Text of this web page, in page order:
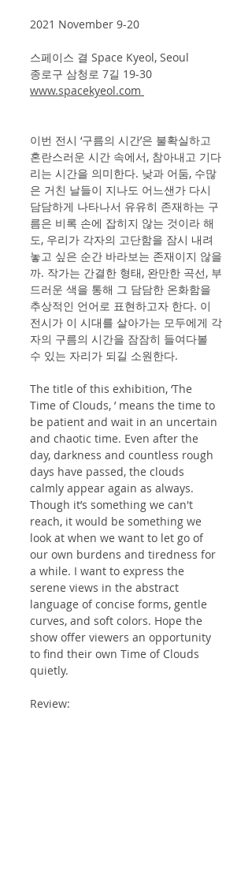
2021 November 9-20
스페이스 결 Space Kyeol, Seoul
종로구 삼청로 7길 19-30
www.spacekyeol.com
이번 전시 ‘구름의 시간’은 불확실하고
혼란스러운 시간 속에서, 참아내고 기다
리는 시간을 의미한다. 낮과 어둠, 수많
은 거친 날들이 지나도 어느샌가 다시
담담하게 나타나서 유유히 존재하는 구
름은 비록 손에 잡히지 않는 것이라 해
도, 우리가 각자의 고단함을 잠시 내려
놓고 싶은 순간 바라보는 존재이지 않을
까. 작가는 간결한 형태, 완만한 곡선, 부
드러운 색을 통해 그 담담한 온화함을
추상적인 언어로 표현하고자 한다. 이
전시가 이 시대를 살아가는 모두에게 각
자의 구름의 시간을 잠잠히 들여다볼
수 있는 자리가 되길 소원한다.
The title of this exhibition, ‘The
Time of Clouds, ’ means the time to
be patient and wait in an uncertain
and chaotic time. Even after the
day, darkness and countless rough
days have passed, the clouds
calmly appear again as always.
Though it’s something we can't
reach, it would be something we
look at when we want to let go of
our own burdens and tiredness for
a while. I want to express the
serene views in the abstract
language of concise forms, gentle
curves, and soft colors. Hope the
show offer viewers an opportunity
to find their own Time of Clouds
quietly.
Review: